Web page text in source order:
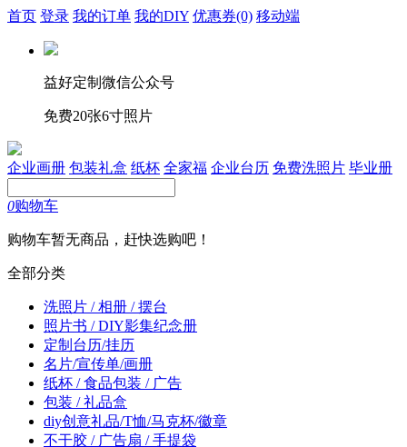
首页 登录 我的订单 我的DIY 优惠券(0) 移动端
益好定制微信公众号
免费20张6寸照片
企业画册 包装礼盒 纸杯 全家福 企业台历 免费洗照片 毕业册
0购物车
购物车暂无商品，赶快选购吧！
全部分类
洗照片 / 相册 / 摆台
照片书 / DIY影集纪念册
定制台历/挂历
名片/宣传单/画册
纸杯 / 食品包装 / 广告
包装 / 礼品盒
diy创意礼品/T恤/马克杯/徽章
不干胶 / 广告扇 / 手提袋